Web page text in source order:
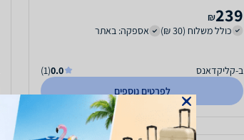
239
₪
כולל משלוח (30 ₪)
אספקה: באתר
ב-קליקדאנס 0.0
(1)
לפרטים נוספים